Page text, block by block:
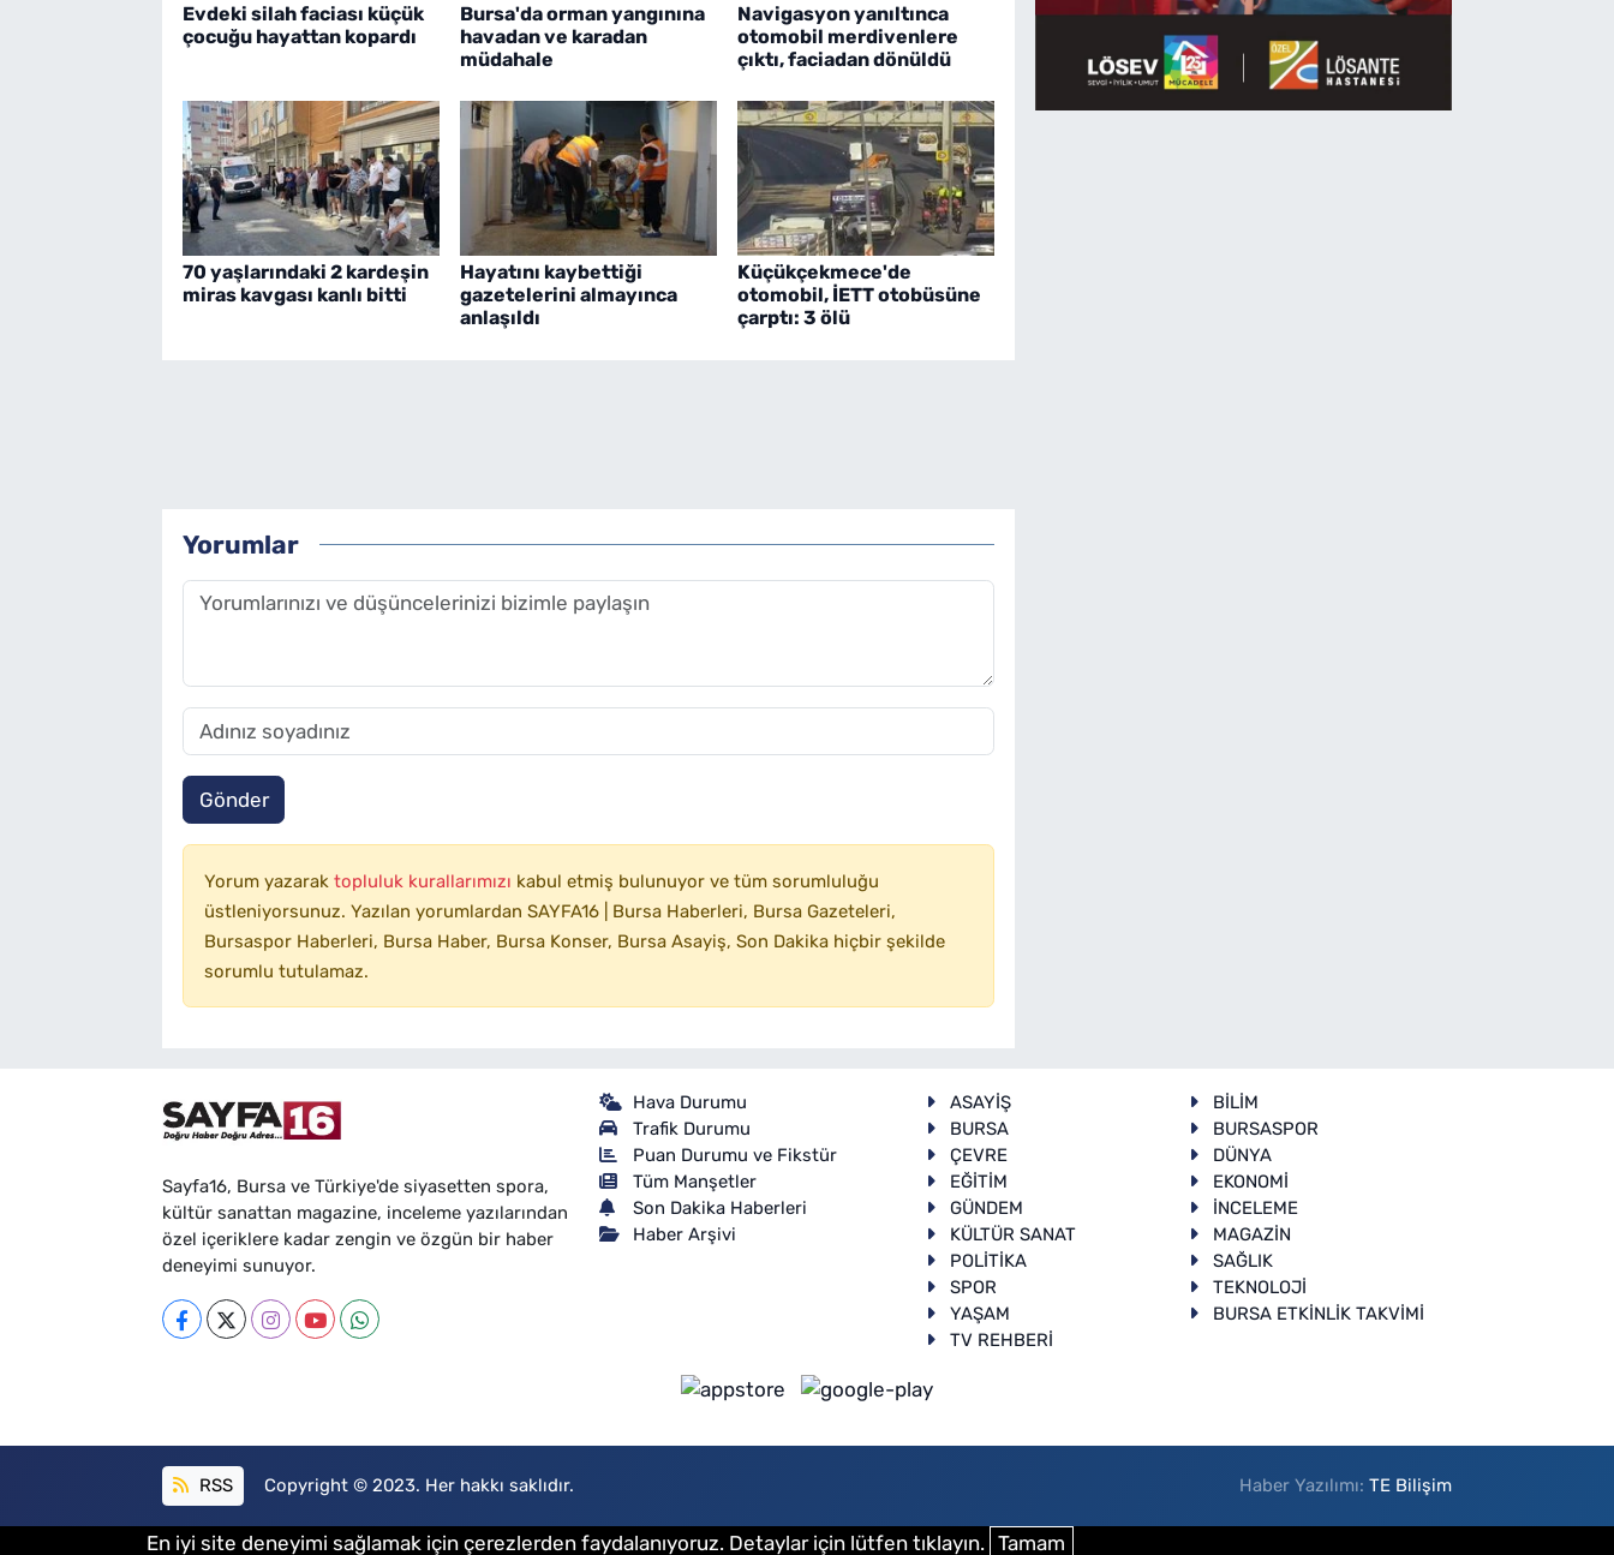
Evdeki silah faciası küçük
çocuğu hayattan kopardı
Bursa'da orman yangınına
havadan ve karadan
müdahale
Navigasyon yanıltınca
otomobil merdivenlere
çıktı, faciadan dönüldü
70 yaşlarındaki 2 kardeşin
miras kavgası kanlı bitti
Hayatını kaybettiği
gazetelerini almayınca
anlaşıldı
Küçükçekmece'de
otomobil, İETT otobüsüne
çarptı: 3 ölü
Yorumlar
Gönder
Yorum yazarak topluluk kurallarımızı kabul etmiş bulunuyor ve tüm sorumluluğu
üstleniyorsunuz. Yazılan yorumlardan SAYFA16 | Bursa Haberleri, Bursa Gazeteleri,
Bursaspor Haberleri, Bursa Haber, Bursa Konser, Bursa Asayiş, Son Dakika hiçbir şekilde
sorumlu tutulamaz.
Sayfa16, Bursa ve Türkiye'de siyasetten spora,
kültür sanattan magazine, inceleme yazılarından
özel içeriklere kadar zengin ve özgün bir haber
deneyimi sunuyor.
Hava Durumu
Trafik Durumu
Puan Durumu ve Fikstür
Tüm Manşetler
Son Dakika Haberleri
Haber Arşivi
ASAYİŞ
BİLİM
BURSA
BURSASPOR
ÇEVRE
DÜNYA
EĞİTİM
EKONOMİ
GÜNDEM
İNCELEME
KÜLTÜR SANAT
MAGAZİN
POLİTİKA
SAĞLIK
SPOR
TEKNOLOJİ
YAŞAM
BURSA ETKİNLİK TAKVİMİ
TV REHBERİ
RSS Copyright © 2023. Her hakkı saklıdır. Haber Yazılımı:TE Bilişim
En iyi site deneyimi sağlamak için çerezlerden faydalanıyoruz. Detaylar için lütfen tıklayın. Tamam